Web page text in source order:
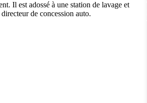
Il est adossé à une station de lavage et
de concession auto.